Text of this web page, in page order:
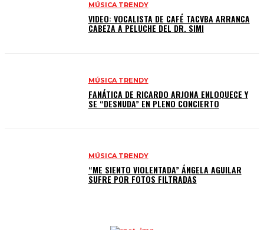
MÚSICA TRENDY
VIDEO: VOCALISTA DE CAFÉ TACVBA ARRANCA
CABEZA A PELUCHE DEL DR. SIMI
MÚSICA TRENDY
FANÁTICA DE RICARDO ARJONA ENLOQUECE Y
SE “DESNUDA” EN PLENO CONCIERTO
MÚSICA TRENDY
“ME SIENTO VIOLENTADA” ÁNGELA AGUILAR
SUFRE POR FOTOS FILTRADAS